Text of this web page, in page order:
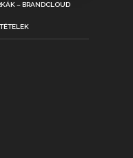
– BRANDCLOUD